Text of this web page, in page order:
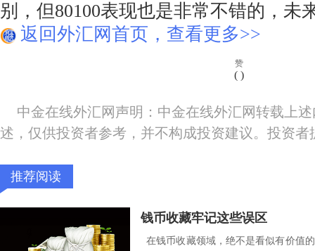
别，但80100表现也是非常不错的，未
返回外汇网首页，查看更多>>
赞
( )
中金在线外汇网声明：中金在线外汇网转载上
述，仅供投资者参考，并不构成投资建议。投资
推荐阅读
钱币收藏牢记这些误区
在钱币收藏领域，绝不是看似有价值